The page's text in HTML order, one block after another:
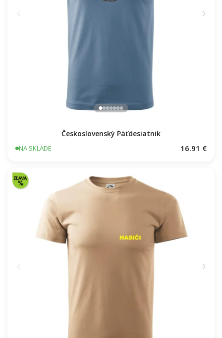
Československý Päťdesiatnik
NA SKLADE 16.91 €